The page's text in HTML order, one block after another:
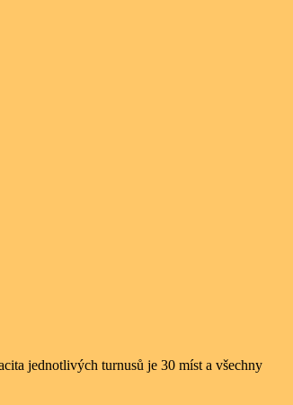
jednotlivých turnusů je 30 míst a všechny